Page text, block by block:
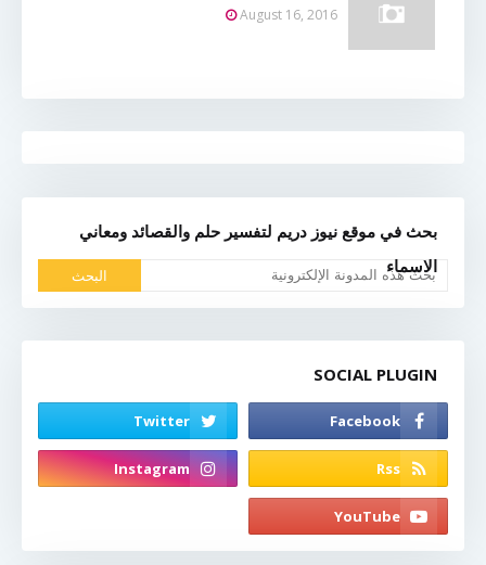
August 16, 2016
بحث في موقع نيوز دريم لتفسير حلم والقصائد ومعاني
الاسماء
SOCIAL PLUGIN